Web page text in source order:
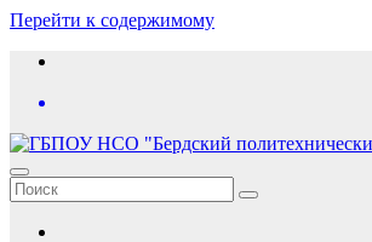
Перейти к содержимому